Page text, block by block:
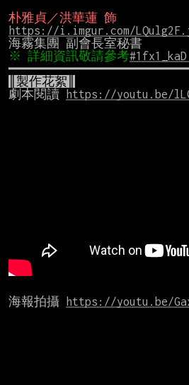
朴雅貞／洪華蓮 飾
https://i.imgur.com/
※ 詳細資訊敬請參考
║製作花絮║
劇本閱讀
https://youtu.be/
海報拍攝 https://youtu.be/